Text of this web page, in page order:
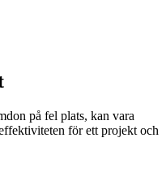
på fel plats, kan vara
för ett projekt och